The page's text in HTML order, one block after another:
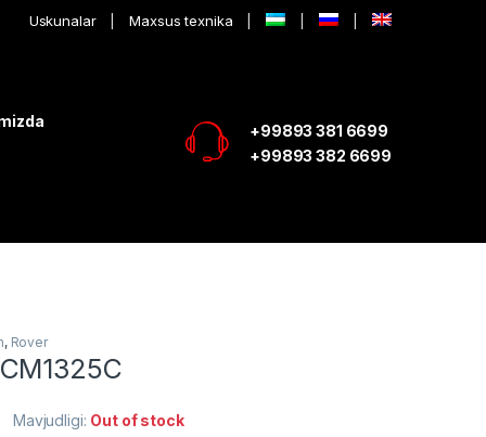
Uskunalar Maxsus texnika
+99893 381 6699
+99893 382 6699
, Rover
Mavjudligi: Out of stock